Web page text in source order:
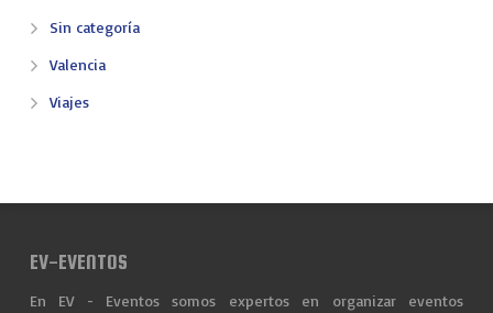
Sin categoría
Valencia
Viajes
EV-EVENTOS
En EV - Eventos somos expertos en organizar eventos